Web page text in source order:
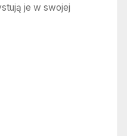
je w swojej